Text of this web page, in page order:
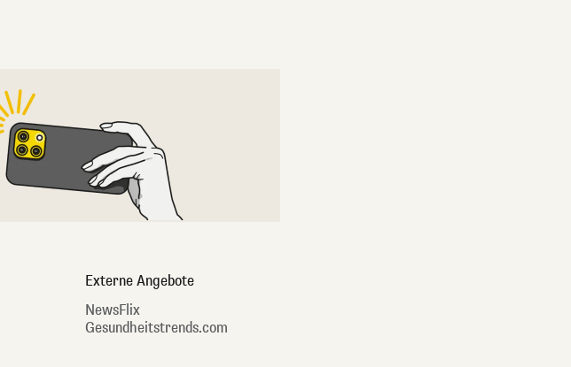
Externe Angebote
NewsFlix
Gesundheitstrends.com